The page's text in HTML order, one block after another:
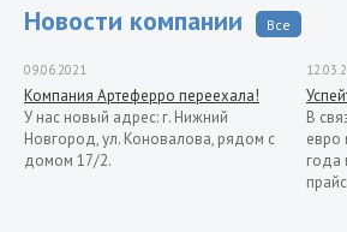
Новости компании Все
09.06.2021
Компания Артеферро переехала!
У нас новый адрес: г. Нижний
Новгород, ул. Коновалова, рядом с
домом 17/2.
В
евро
года